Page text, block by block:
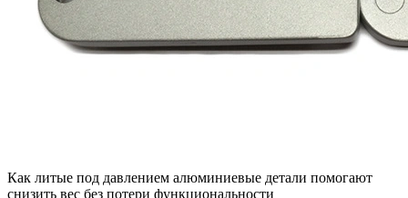
Как литые под давлением алюминиевые детали помогают
снизить вес без потери функциональности